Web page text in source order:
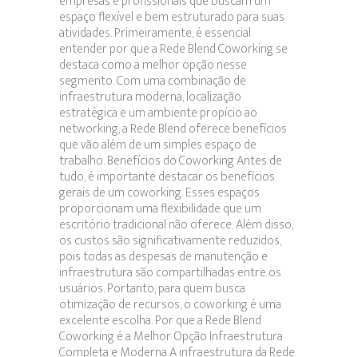
espaço flexível e bem estruturado para suas
atividades. Primeiramente, é essencial
entender por que a Rede Blend Coworking se
destaca como a melhor opção nesse
segmento. Com uma combinação de
infraestrutura moderna, localização
estratégica e um ambiente propício ao
networking, a Rede Blend oferece benefícios
que vão além de um simples espaço de
trabalho. Benefícios do Coworking Antes de
tudo, é importante destacar os benefícios
gerais de um coworking. Esses espaços
proporcionam uma flexibilidade que um
escritório tradicional não oferece. Além disso,
os custos são significativamente reduzidos,
pois todas as despesas de manutenção e
infraestrutura são compartilhadas entre os
usuários. Portanto, para quem busca
otimização de recursos, o coworking é uma
excelente escolha. Por que a Rede Blend
Coworking é a Melhor Opção Infraestrutura
Completa e Moderna A infraestrutura da Rede